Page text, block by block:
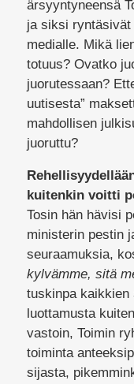
ärsyyntyneensä
ja siksi ryntäsivät
medialle. Mikä
totuus? Ovatko
juorutessaan?
uutisesta”
mahdollisen
juoruttu?
kuitenkin voitti
Tosin hän hävisi
ministerin pestin
seuraamuksia,
kylvämme, sitä
tuskinpa kaikkien
luottamusta
vastoin, Toimin
toiminta
sijasta,